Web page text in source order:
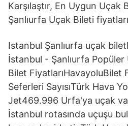
Karşılaştır, En Uygun Uçak
Şanlıurfa Uçak Bileti
Istanbul Şanlıurfa uçak
İstanbul - Şanlıurfa
Bilet FiyatlarıHavayoluBilet
Seferleri SayısıTürk Hava
Jet469.996 Urfa'ya uçak
İstanbul rotasında uçuşu